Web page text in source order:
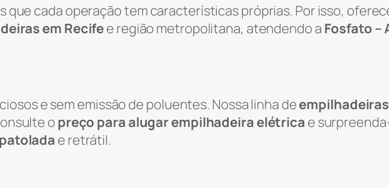
que cada operação tem características próprias. Por isso,
em Recifee região metropolitana, atendendo a Fosfato –
e sem emissão de poluentes. Nossa linha de
o preço para alugar empilhadeira elétrica e
e retrátil.